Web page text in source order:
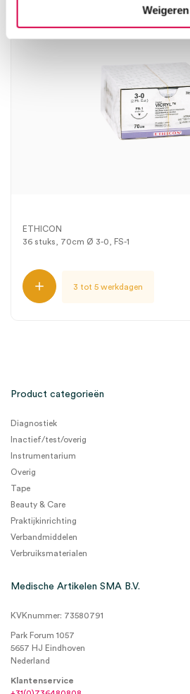
Weigeren
ETHICON
36 stuks, 70cm Ø 3-0, FS-1
3 tot 5 werkdagen
Product categorieën
Diagnostiek
Inactief/test/overig
Instrumentarium
Overig
Tape
Beauty & Care
Praktijkinrichting
Verbandmiddelen
Verbruiksmaterialen
Medische Artikelen SMA B.V.
KVKnummer: 73580791
Park Forum 1057
5657 HJ Eindhoven
Nederland
Klantenservice